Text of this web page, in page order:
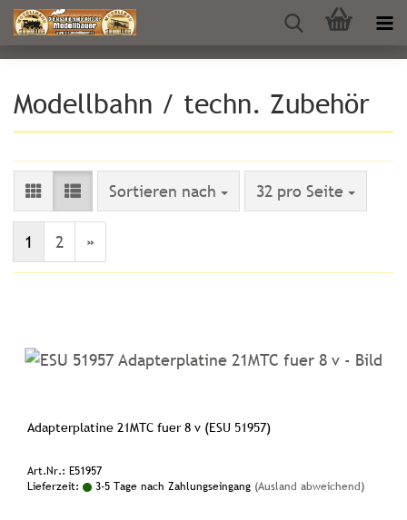
Modellbahn / techn. Zubehör
Sortieren nach
Sortieren nach 32 pro Seite
pro Seite
1 2 »
Adapterplatine 21MTC fuer 8 v (ESU 51957)
Art.Nr.: E51957
Lieferzeit:
3-5 Tage nach Zahlungseingang (Ausland abweichend)